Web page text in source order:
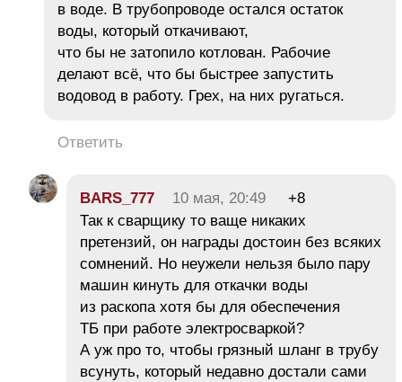
в воде. В трубопроводе остался остаток
воды, который откачивают,
что бы не затопило котлован. Рабочие
делают всё, что бы быстрее запустить
водовод в работу. Грех, на них ругаться.
Ответить
BARS_777 10 мая, 20:49
+8
Так к сварщику то ваще никаких
претензий, он награды достоин без всяких
сомнений. Но неужели нельзя было пару
машин кинуть для откачки воды
из раскопа хотя бы для обеспечения
ТБ при работе электросваркой?
А уж про то, чтобы грязный шланг в трубу
всунуть, который недавно достали сами